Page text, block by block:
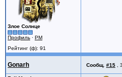
Злое Солнце
Профиль · PM
Рейтинг (ф): 91
Gonarh Сообщ. #15